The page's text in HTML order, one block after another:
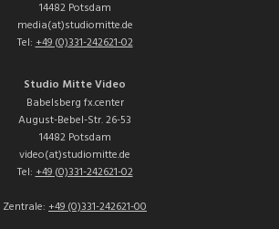
14482 Potsdam
media(at)studiomitte.de
Tel:+49 (0)331-242621-02
Studio Mitte Video
Babelsberg fx.center
August-Bebel-Str. 26-53
14482 Potsdam
video(at)studiomitte.de
Tel:+49 (0)331-242621-02
Zentrale: +49 (0)331-242621-00